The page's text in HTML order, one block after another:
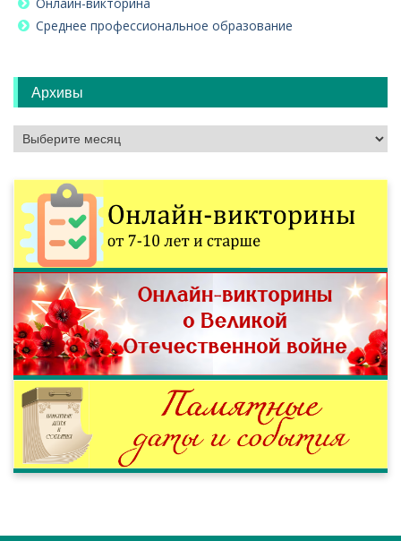
Онлайн-викторина
Среднее профессиональное образование
Архивы
Архивы